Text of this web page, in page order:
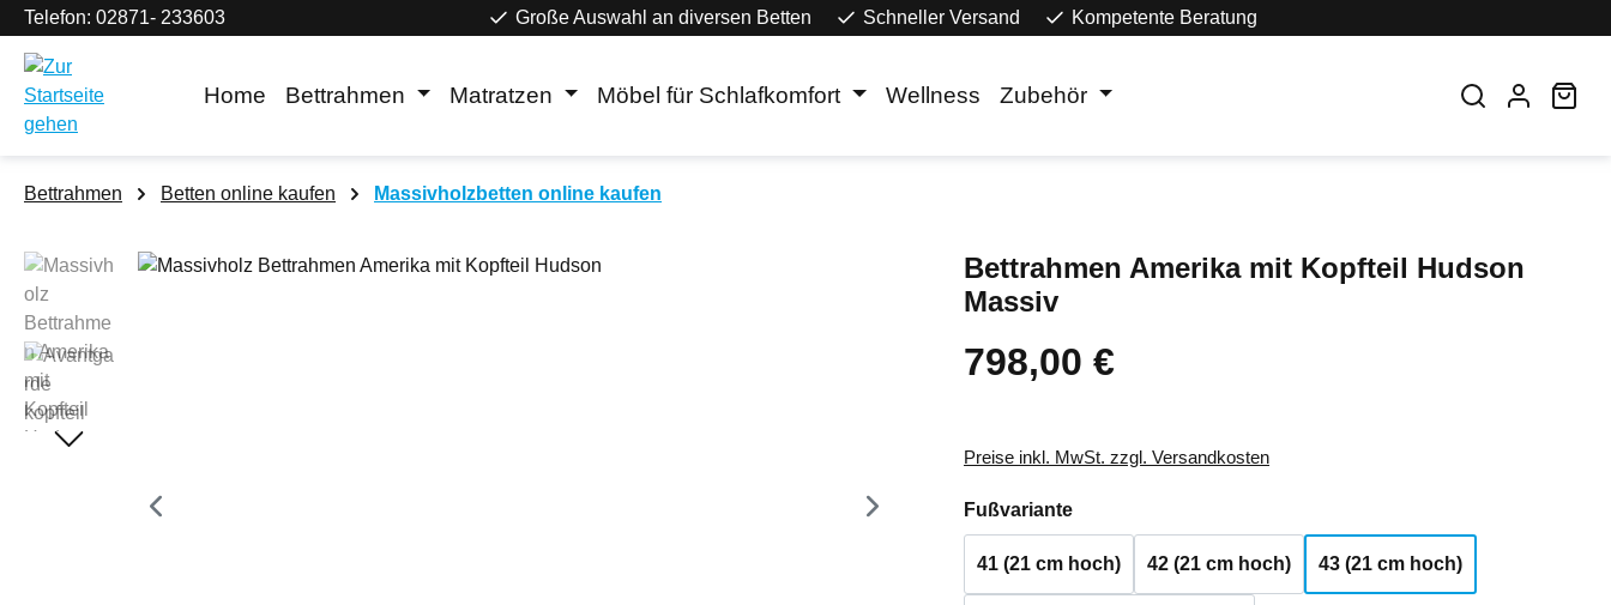
Hauptinhalt springen
Zur Suche springen
Zur Hauptnavigation springen
Telefon: 02871- 233603 Große Auswahl an diversen Betten Schneller Versand Kompetente Beratung
Home Bettrahmen Matratzen Möbel für Schlafkomfort Wellness Zubehör
Bettrahmen Betten online kaufen Massivholzbetten online kaufen
Bildergalerie überspringen
Bettrahmen Amerika mit Kopfteil Hudson
Massiv
Regulärer Preis:
798,00 €
Preise inkl. MwSt. zzgl. Versandkosten
Fußvarianteauswählen
41 (21 cm hoch) 42 (21 cm hoch) 43 (21 cm hoch)